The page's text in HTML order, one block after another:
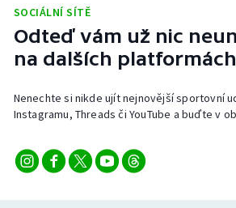
SOCIÁLNÍ SÍTĚ
Odteď vám už nic
na dalších
Nenechte si nikde ujít nejnovější sportovní
Instagramu, Threads či YouTube a buďte v